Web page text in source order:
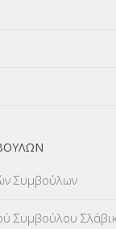
Συμβούλων
Συμβούλου